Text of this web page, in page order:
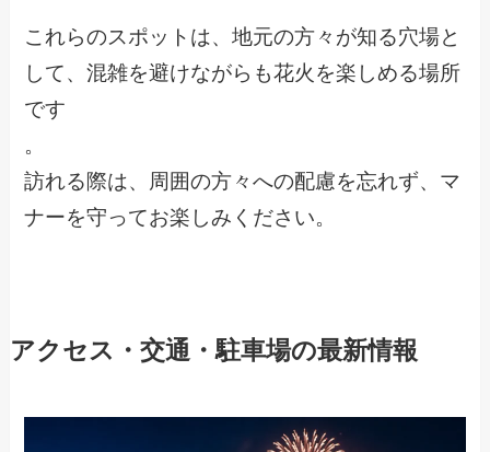
これらのスポットは、地元の方々が知る穴場と
して、混雑を避けながらも花火を楽しめる場所
です
。
訪れる際は、周囲の方々への配慮を忘れず、マ
ナーを守ってお楽しみください。
アクセス・交通・駐車場の最新情報